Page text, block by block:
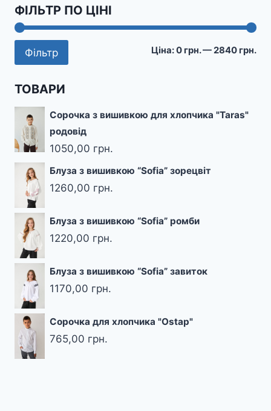
ФІЛЬТР ПО ЦІНІ
Фільтр Ціна:0 грн.—2840 грн.
ТОВАРИ
Сорочка з вишивкою для хлопчика "Taras"
родовід
1050,00 грн.
Блуза з вишивкою “Sofia” зорецвіт
1260,00 грн.
Блуза з вишивкою “Sofia” ромби
1220,00 грн.
Блуза з вишивкою “Sofia” завиток
1170,00 грн.
Сорочка для хлопчика "Ostap"
765,00 грн.